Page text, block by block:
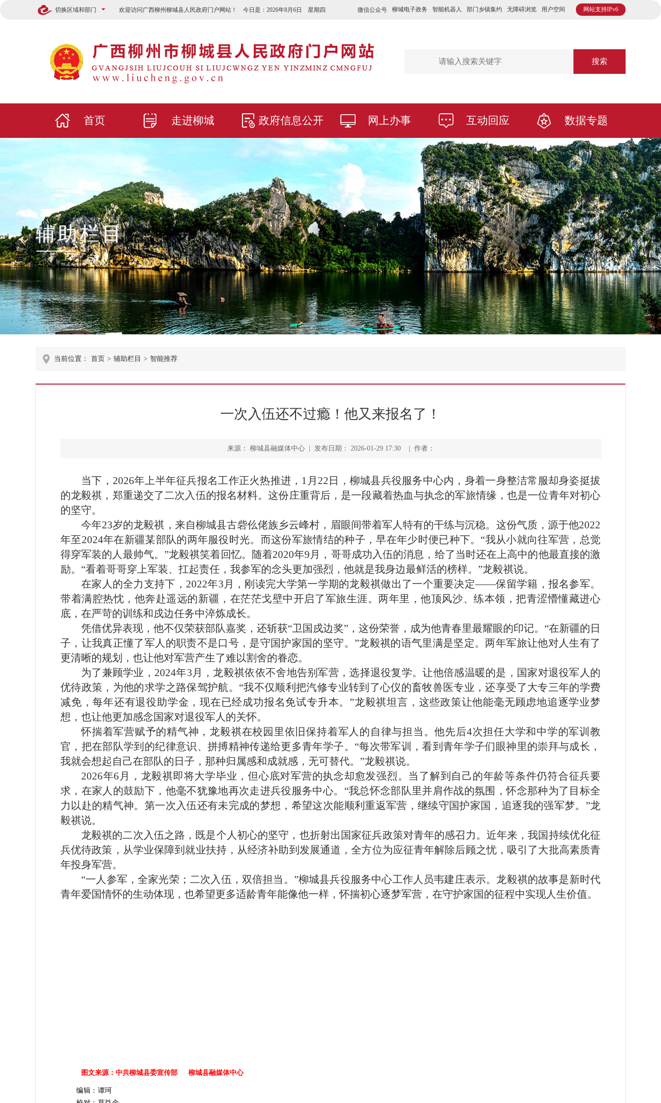
切换区域和部门 网站支持IPv6
微信公众号 柳城电子政务 智能机器人 部门乡镇集约 无障碍浏览 用户空间
欢迎访问广西柳州柳城县人民政府门户网站！ 今日是： 2026年8月6日 星期四
搜索
首页 走进柳城 政府信息公开 网上办事 互动回应 数据专题
辅助栏目
当前位置： 首页 > 辅助栏目 > 智能推荐
一次入伍还不过瘾！他又来报名了！
来源： 柳城县融媒体中心 | 发布日期： 2026-01-29 17:30 | 作者：
当下，2026年上半年征兵报名工作正火热推进，1月22日，柳城县兵役服务中心内，身着一身整洁常服却身姿挺拔
的龙毅祺，郑重递交了二次入伍的报名材料。这份庄重背后，是一段藏着热血与执念的军旅情缘，也是一位青年对初心
的坚守。
今年23岁的龙毅祺，来自柳城县古砦仫佬族乡云峰村，眉眼间带着军人特有的干练与沉稳。这份气质，源于他2022
年至2024年在新疆某部队的两年服役时光。而这份军旅情结的种子，早在年少时便已种下。“我从小就向往军营，总觉
得穿军装的人最帅气。”龙毅祺笑着回忆。随着2020年9月，哥哥成功入伍的消息，给了当时还在上高中的他最直接的激
励。“看着哥哥穿上军装、扛起责任，我参军的念头更加强烈，他就是我身边最鲜活的榜样。”龙毅祺说。
在家人的全力支持下，2022年3月，刚读完大学第一学期的龙毅祺做出了一个重要决定——保留学籍，报名参军。
带着满腔热忱，他奔赴遥远的新疆，在茫茫戈壁中开启了军旅生涯。两年里，他顶风沙、练本领，把青涩懵懂藏进心
底，在严苛的训练和戍边任务中淬炼成长。
凭借优异表现，他不仅荣获部队嘉奖，还斩获“卫国戍边奖”，这份荣誉，成为他青春里最耀眼的印记。“在新疆的日
子，让我真正懂了军人的职责不是口号，是守国护家国的坚守。”龙毅祺的语气里满是坚定。两年军旅让他对人生有了
更清晰的规划，也让他对军营产生了难以割舍的眷恋。
为了兼顾学业，2024年3月，龙毅祺依依不舍地告别军营，选择退役复学。让他倍感温暖的是，国家对退役军人的
优待政策，为他的求学之路保驾护航。“我不仅顺利把汽修专业转到了心仪的畜牧兽医专业，还享受了大专三年的学费
减免，每年还有退役助学金，现在已经成功报名免试专升本。”龙毅祺坦言，这些政策让他能毫无顾虑地追逐学业梦
想，也让他更加感念国家对退役军人的关怀。
怀揣着军营赋予的精气神，龙毅祺在校园里依旧保持着军人的自律与担当。他先后4次担任大学和中学的军训教
官，把在部队学到的纪律意识、拼搏精神传递给更多青年学子。“每次带军训，看到青年学子们眼神里的崇拜与成长，
我就会想起自己在部队的日子，那种归属感和成就感，无可替代。”龙毅祺说。
2026年6月，龙毅祺即将大学毕业，但心底对军营的执念却愈发强烈。当了解到自己的年龄等条件仍符合征兵要
求，在家人的鼓励下，他毫不犹豫地再次走进兵役服务中心。“我总怀念部队里并肩作战的氛围，怀念那种为了目标全
力以赴的精气神。第一次入伍还有未完成的梦想，希望这次能顺利重返军营，继续守国护家国，追逐我的强军梦。”龙
毅祺说。
龙毅祺的二次入伍之路，既是个人初心的坚守，也折射出国家征兵政策对青年的感召力。近年来，我国持续优化征
兵优待政策，从学业保障到就业扶持，从经济补助到发展通道，全方位为应征青年解除后顾之忧，吸引了大批高素质青
年投身军营。
“一人参军，全家光荣；二次入伍，双倍担当。”柳城县兵役服务中心工作人员韦建庄表示。龙毅祺的故事是新时代
青年爱国情怀的生动体现，也希望更多适龄青年能像他一样，怀揣初心逐梦军营，在守护家国的征程中实现人生价值。
图文来源：中共柳城县委宣传部 柳城县融媒体中心
编辑：谭珂